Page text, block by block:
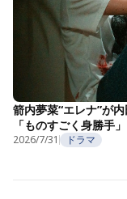
箭内夢菜“エレナ”が
「ものすごく身勝手
2026/7/31 ドラマ